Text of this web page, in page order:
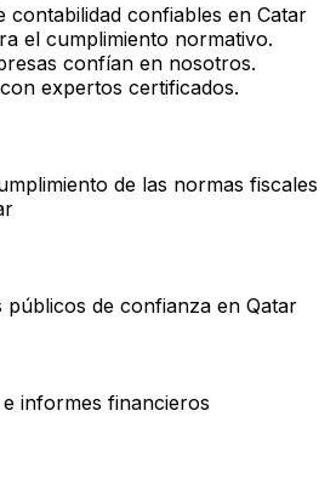
contabilidad confiables en Catar
el cumplimiento normativo.
confían en nosotros.
expertos certificados.
de las normas fiscales
públicos de confianza en Qatar
informes financieros